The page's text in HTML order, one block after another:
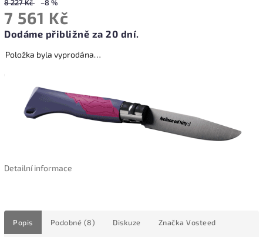
8 227 Kč –8 %
7 561 Kč
Dodáme přibližně za 20 dní.
Položka byla vyprodána…
Detailní informace
Popis Podobné (8) Diskuze Značka Vosteed